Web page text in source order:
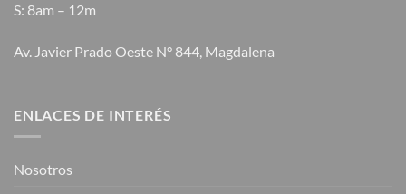
S: 8am – 12m
Av. Javier Prado Oeste N° 844, Magdalena
ENLACES DE INTERÉS
Nosotros